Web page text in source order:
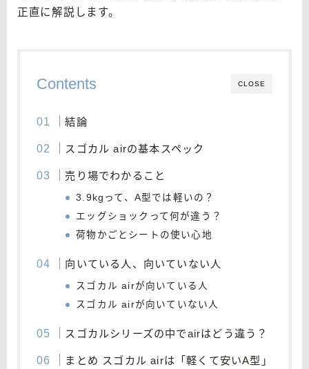
正直に解説します。
CLOSE
Contents
結論
スゴカル airの基本スペック
売り場でわかること
3.9kgって、A型では軽いの？
エッグショックって何が違う？
荷物かごとシートの使い心地
向いている人、向いていない人
スゴカル airが向いている人
スゴカル airが向いていない人
スゴカルシリーズの中でairはどう違う？
まとめ スゴカル airは「軽くて安いA型」